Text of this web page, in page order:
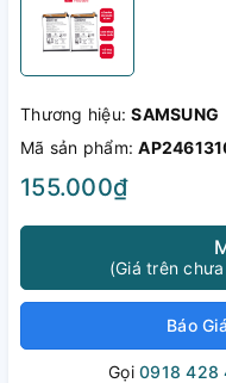
Thương hiệu:SAMSUNG
Mã sản phẩm:
155.000₫
(Giá trên
Báo
Gọi0918 428